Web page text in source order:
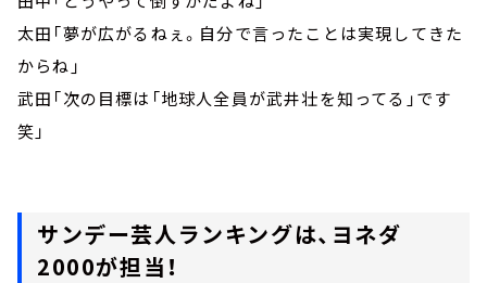
太田「夢が広がるねぇ。自分で言ったことは実現してきた
からね」
武田「次の目標は「地球人全員が武井壮を知ってる」です
笑」
サンデー芸人ランキングは、ヨネダ
2000が担当！